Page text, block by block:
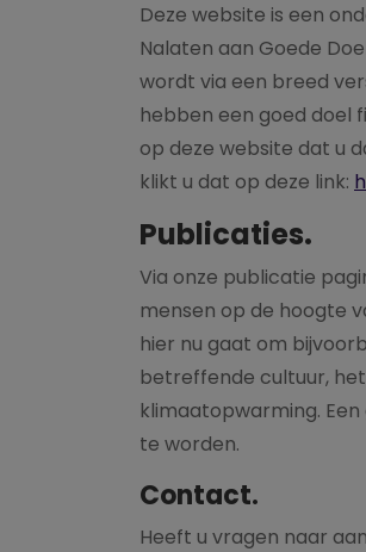
Deze website is een
Nalaten aan Goede
wordt via een breed
hebben een goed doel
op deze website dat u
klikt u dat op deze link:
Publicaties.
Via onze publicatie
mensen op de hoogte
hier nu gaat om
betreffende cultuur,
klimaatopwarming.
te worden.
Contact.
Heeft u vragen naar